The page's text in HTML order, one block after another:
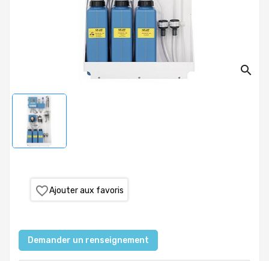
PVC,
VANNES,
RACCORDS,
TUBES
CAMPINGS,
HÔTELS
search
favorite_borderAjouter aux favoris
Demander un renseignement